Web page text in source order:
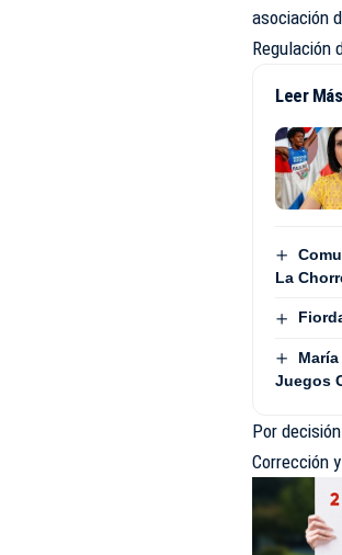
asociación
Regulación
Leer Más
La
Juegos
Por
Corrección